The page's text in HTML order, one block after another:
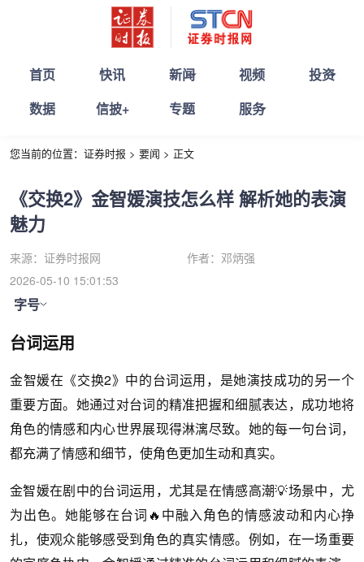
首页 快讯 新闻 视频
投资
数据
信披+ 专题 服务
您当前的位置： 证券时报 > 要闻 > 正文
《交换2》金智媛演技怎么样 解析她的表演
魅力
来源： 证券时报网 作者： 邓炳强
2026-05-10 15:01:53
字号
台词运用
金智媛在《交换2》中的台词运用，是她演技成功的另一个
重要方面。她通过对台词的精准把握和细腻表达，成功地将
角色的情感和内心世界展现得淋漓尽致。她的每一句台词，
都充满了情感和细节，使角色更加生动和真实。
金智媛在剧中的台词运用，尤其是在情感高潮💡场景中，尤
为出色。她能够在台词🔥中融入角色的情感波动和内心挣
扎，使观众能够感受到角色的真实情感。例如，在一场重要